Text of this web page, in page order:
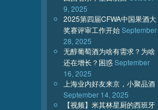
9, 2025
2025第四届CFWA中国果酒大
奖赛评审工作开始September
28, 2025
无醇葡萄酒为啥有需求？为啥
还在增长？困惑September
16, 2025
上海业内好友来京，小聚品酒
September 14, 2025
【视频】米其林星厨的西班牙